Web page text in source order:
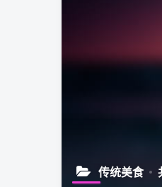
传统美食